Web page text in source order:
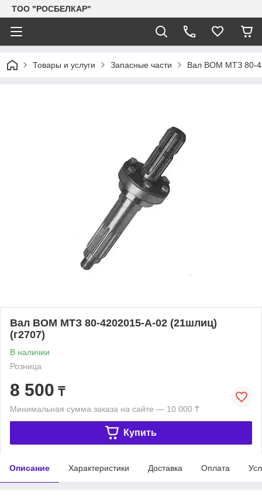
TOO "РОСБЕЛКАР"
Товары и услуги Запасные части Вал ВОМ МТЗ 80-
Вал ВОМ МТЗ 80-4202015-А-02 (21шлиц)
(г2707)
В наличии
Розница
8 500 ₸
Минимальная сумма заказа на сайте — 10 000 ₸
Купить
Описание Характеристики Доставка Оплата